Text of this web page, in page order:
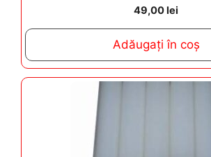
o
o
5
49,00lei
Adăugați în coș